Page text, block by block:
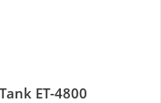
ET-4800